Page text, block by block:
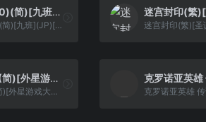
铁板阵(v1.0)(简)[九班](JP)[STG](0.31Mb)
铁板阵(v1.0)(简)[九班](JP)[STG](0.31Mb)
最终幻想3(简)[外星游戏大厅](JP)[RPG](8Mb)
最终幻想3(简)[外星游戏大厅](JP)[RPG](8Mb)